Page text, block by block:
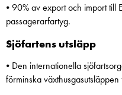
⦁ 90% av export och import till
passagerarfartyg.
Sjöfartens utsläpp
⦁ Den internationella
förminska